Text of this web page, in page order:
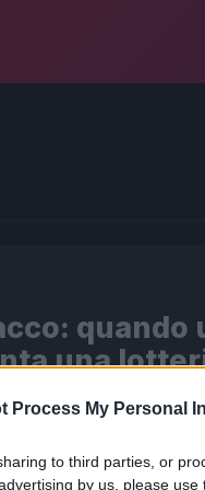
Process My Personal
to third parties, or
by us, please
quando
una
di un episodio